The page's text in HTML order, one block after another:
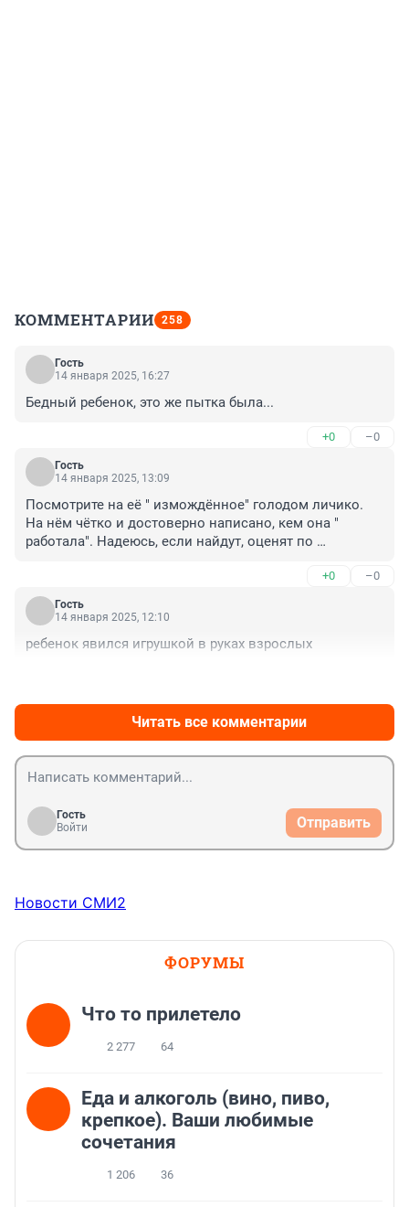
КОММЕНТАРИИ 258
Гость
14 января 2025, 16:27
Бедный ребенок, это же пытка была...
+0 –0
Гость
14 января 2025, 13:09
Посмотрите на её " измождённое" голодом личико.
На нём чётко и достоверно написано, кем она "
работала". Надеюсь, если найдут, оценят по
+0 –0
Гость
14 января 2025, 12:10
ребенок явился игрушкой в руках взрослых
Читать все комментарии
Гость
Войти
Отправить
Новости СМИ2
ФОРУМЫ
Что то прилетело
2 277 64
Еда и алкоголь (вино, пиво,
крепкое). Ваши любимые
сочетания
1 206 36